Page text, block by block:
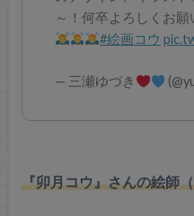
～！何卒よろしくお願
#絵画コウ
— 三瀬ゆづき
『卯月コウ』さんの絵師